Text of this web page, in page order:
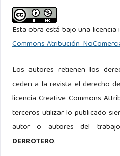
Torres Pineda, C. E. (2012).
Julian en la precipitación
Nacional de
https://core.ac.uk/download/pdf/
Torres, C., & Pabón, J. (2017).
la precipitación en Colombia y
de Madden-Julian. Revista de
Esta obra está bajo una
Commons Atribución-
Los autores retienen los
ceden a la revista el derecho
licencia Creative Commons
terceros utilizar lo publicado
autor o autores del
DERROTERO.